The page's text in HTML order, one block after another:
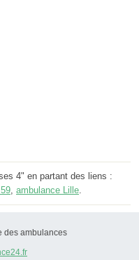
4" en partant des liens :
, ambulance Lille.
des ambulances